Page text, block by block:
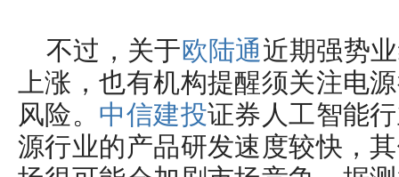
不过，关于欧陆通近期强势
上涨，也有机构提醒须关注电
风险。 中信建投证券人工智能
源行业的产品研发速度较快，